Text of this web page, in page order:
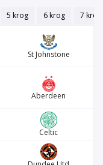
5 krog 6 krog 7 krog
St Johnstone
Aberdeen
Celtic